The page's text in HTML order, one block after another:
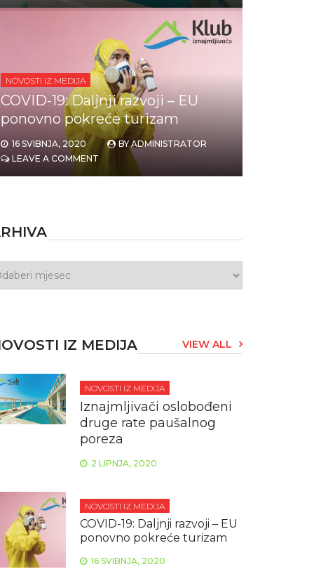
NOVOSTI IZ MEDIJA
COVID-19: Daljnji razvoji – EU
ponovno pokreće turizam
16 SVIBNJA, 2020 BYADMINISTRATOR
LEAVE A COMMENT
IZ MEDIJA VIEW ALL
NOVOSTI IZ MEDIJA
Iznajmljivači oslobođeni
druge rate paušalnog
poreza
2 LIPNJA, 2020
NOVOSTI IZ MEDIJA
COVID-19: Daljnji razvoji – EU
ponovno pokreće turizam
16 SVIBNJA, 2020